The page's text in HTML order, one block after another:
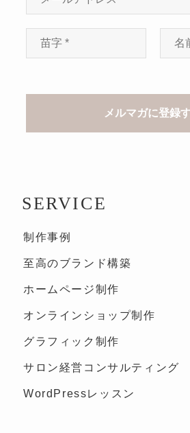
SERVICE
制作事例
至高のブランド構築
ホームページ制作
オンラインショップ制作
グラフィック制作
サロン経営コンサルティング
WordPressレッスン